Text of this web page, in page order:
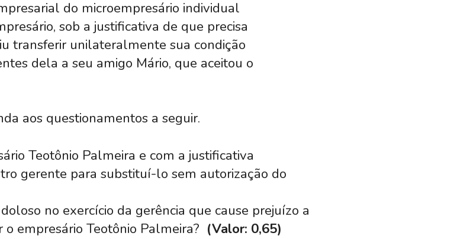
do microempresário individual
sob a justificativa de que precisa
transferir unilateralmente sua condição
dela a seu amigo Mário, que aceitou o
aos questionamentos a seguir.
Teotônio Palmeira e com a justificativa
gerente para substituí-lo sem autorização do
no exercício da gerência que cause prejuízo a
empresário Teotônio Palmeira? (Valor: 0,65)